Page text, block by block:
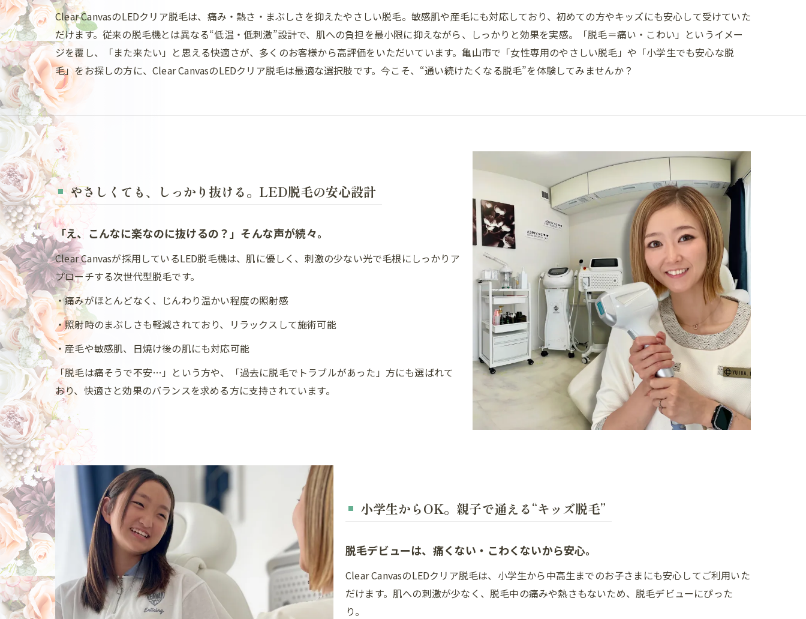
Clear CanvasのLEDクリア脱毛は、痛み・熱さ・まぶしさを抑えたやさしい脱毛。敏感肌や産毛にも対応しており、初めての方やキッズにも安心して受けていた
だけます。従来の脱毛機とは異なる“低温・低刺激”設計で、肌への負担を最小限に抑えながら、しっかりと効果を実感。「脱毛＝痛い・こわい」というイメー
ジを覆し、「また来たい」と思える快適さが、多くのお客様から高評価をいただいています。亀山市で「女性専用のやさしい脱毛」や「小学生でも安心な脱
毛」をお探しの方に、Clear CanvasのLEDクリア脱毛は最適な選択肢です。今こそ、“通い続けたくなる脱毛”を体験してみませんか？
やさしくても、しっかり抜ける。LED脱毛の安心設計
「え、こんなに楽なのに抜けるの？」そんな声が続々。
Clear Canvasが採用しているLED脱毛機は、肌に優しく、刺激の少ない光で毛根にしっかりア
プローチする次世代型脱毛です。
・痛みがほとんどなく、じんわり温かい程度の照射感
・照射時のまぶしさも軽減されており、リラックスして施術可能
・産毛や敏感肌、日焼け後の肌にも対応可能
「脱毛は痛そうで不安…」という方や、「過去に脱毛でトラブルがあった」方にも選ばれて
おり、快適さと効果のバランスを求める方に支持されています。
小学生からOK。親子で通える“キッズ脱毛”
脱毛デビューは、痛くない・こわくないから安心。
Clear CanvasのLEDクリア脱毛は、小学生から中高生までのお子さまにも安心してご利用いた
だけます。肌への刺激が少なく、脱毛中の痛みや熱さもないため、脱毛デビューにぴった
り。